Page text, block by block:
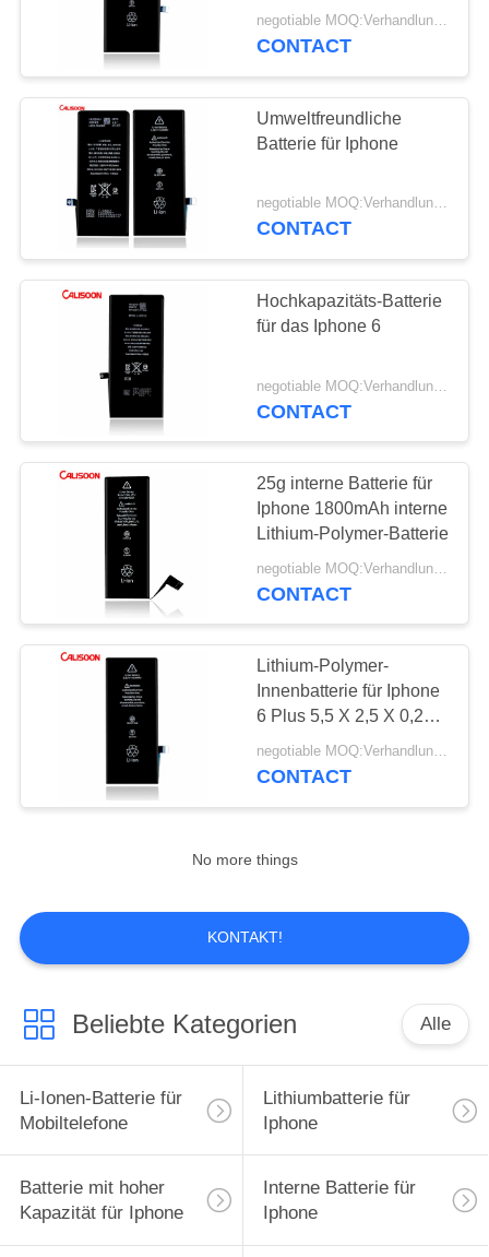
Ersatz der Batterie
für Iphone X
25
Ersatzbatterien für
Iphone 6
Ersatzbatterien für
Iphone 7
18
Batterien für Iphone
15
Ersatz der Batterie
für Iphone 11
14
Handy-Batterie
negotiable MOQ:Verhandlungsfähig
CONTACT
Umweltfreundliche
Batterie für Iphone
negotiable MOQ:Verhandlungsfähig
CONTACT
Hochkapazitäts-Batterie
für das Iphone 6
CONTACT
25g interne Batterie für
Iphone 1800mAh interne
Lithium-Polymer-Batterie
negotiable MOQ:Verhandlungsfähig
CONTACT
Lithium-Polymer-
Innenbatterie für Iphone
6 Plus 5,5 X 2,5 X 0,2
Cm 1800mAh
negotiable MOQ:Verhandlungsfähig
CONTACT
No more things
KONTAKT!
Beliebte Kategorien Alle
Li-Ionen-Batterie für
Mobiltelefone
Lithiumbatterie für
Iphone
Batterie mit hoher
Kapazität für Iphone
Interne Batterie für
Iphone